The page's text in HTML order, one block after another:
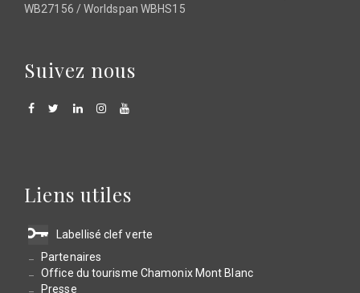
WB27156 / Worldspan WBHS15
Suivez nous
Liens utiles
Labellisé clef verte
Partenaires
Office du tourisme Chamonix Mont Blanc
Presse